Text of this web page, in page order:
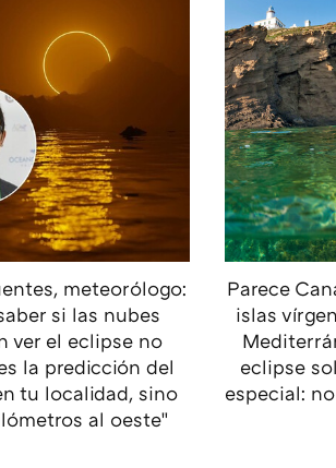
meteorólogo:
si las nubes
ver el eclipse no
la predicción del
tu localidad, sino
al oeste"
Parece
islas
eclipse
especial: